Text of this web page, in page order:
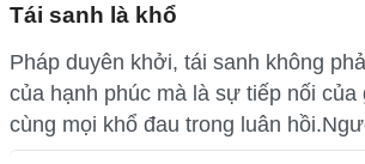
Tái sanh là khổ
Pháp duyên khởi, tái sanh không
của hạnh phúc mà là sự tiếp nối của
cùng mọi khổ đau trong luân